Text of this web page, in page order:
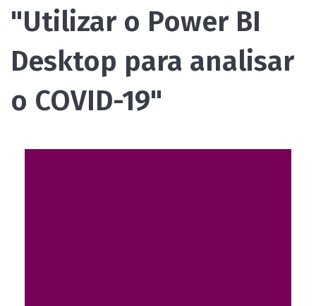
"Utilizar o Power BI
Desktop para analisar
o COVID-19"